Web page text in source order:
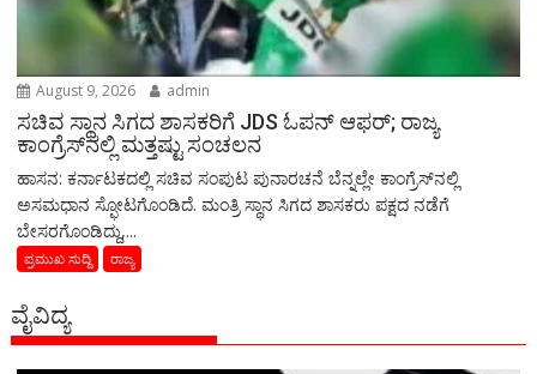
August 9, 2026 admin
ಸಚಿವ ಸ್ಥಾನ ಸಿಗದ ಶಾಸಕರಿಗೆ JDS ಓಪನ್ ಆಫರ್; ರಾಜ್ಯ
ಕಾಂಗ್ರೆಸ್‌ನಲ್ಲಿ ಮತ್ತಷ್ಟು ಸಂಚಲನ
ಹಾಸನ: ಕರ್ನಾಟಕದಲ್ಲಿ ಸಚಿವ ಸಂಪುಟ ಪುನಾರಚನೆ ಬೆನ್ನಲ್ಲೇ ಕಾಂಗ್ರೆಸ್​​​​ನಲ್ಲಿ
ಅಸಮಧಾನ ಸ್ಫೋಟಗೊಂಡಿದೆ. ಮಂತ್ರಿ ಸ್ಥಾನ ಸಿಗದ ಶಾಸಕರು ಪಕ್ಷದ ನಡೆಗೆ
ಬೇಸರಗೊಂಡಿದ್ದು,...
ಪ್ರಮುಖ ಸುದ್ದಿ ರಾಜ್ಯ
ವೈವಿದ್ಯ